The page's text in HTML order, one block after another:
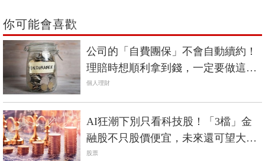
你可能會喜歡
公司的「自費團保」不會自動續約！
理賠時想順利拿到錢，一定要做這件
事
個人理財
AI狂潮下別只看科技股！「3檔」金
融股不只股價便宜，未來還可望大暴
漲？
股票